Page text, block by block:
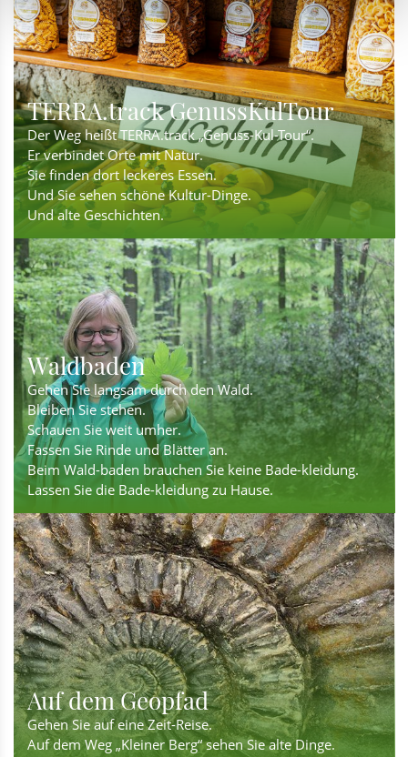
TERRA.track GenussKulTour
Der Weg heißt TERRA.track „Genuss-Kul-Tour“.
Er verbindet Orte mit Natur.
Sie finden dort leckeres Essen.
Und Sie sehen schöne Kultur-Dinge.
Und alte Geschichten.
Waldbaden
Gehen Sie langsam durch den Wald.
Bleiben Sie stehen.
Schauen Sie weit umher.
Fassen Sie Rinde und Blätter an.
Beim Wald-baden brauchen Sie keine Bade-kleidung.
Lassen Sie die Bade-kleidung zu Hause.
Auf dem Geopfad
Gehen Sie auf eine Zeit-Reise.
Auf dem Weg „Kleiner Berg“ sehen Sie alte Dinge.